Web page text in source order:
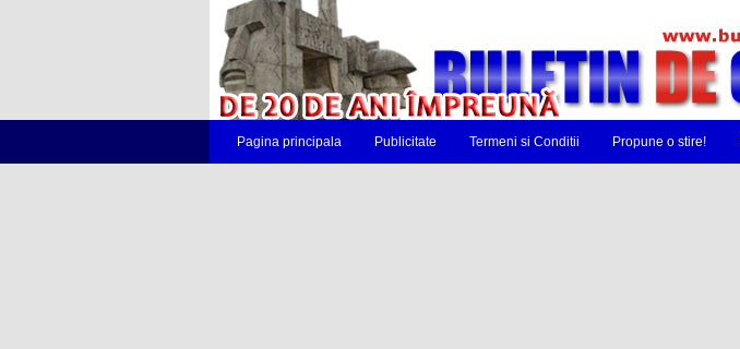
Pagina principala Publicitate Termeni si Conditii Propune o stire!